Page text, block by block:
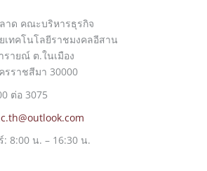
าด คณะบริหารธุรกิจ
เทคโนโลยีราชมงคลอีสาน
รายณ์ ต.ในเมือง
รราชสีมา 30000
ต่อ 3075
: 8:00 น. – 16:30 น.